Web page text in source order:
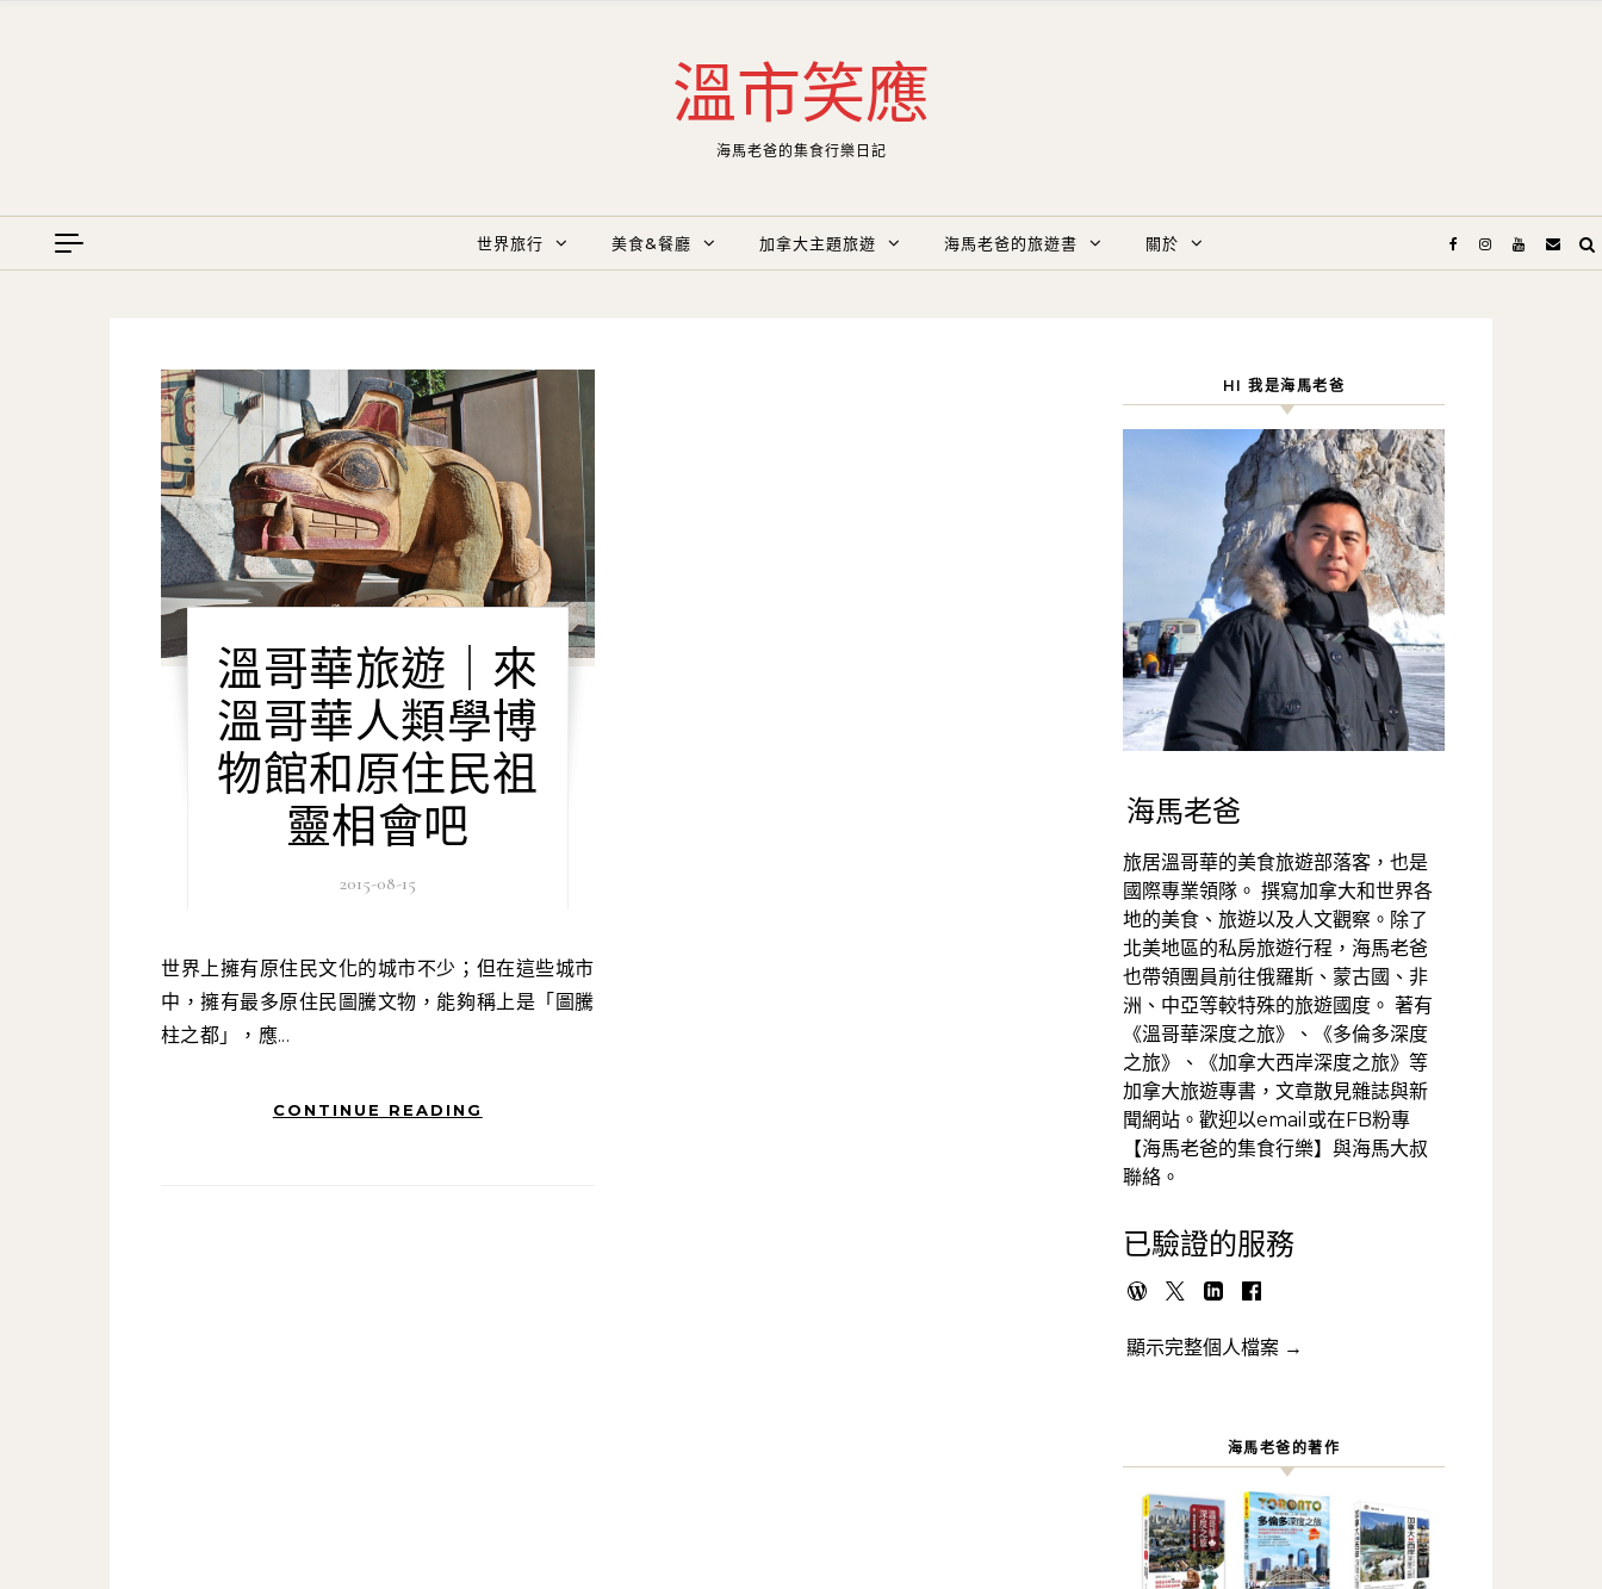
溫市笑應
海馬老爸的集食行樂日記
世界旅行 美食&餐廳 加拿大主題旅遊 海馬老爸的旅遊書 關於
溫哥華旅遊｜來
溫哥華人類學博
物館和原住民祖
靈相會吧
2015-08-15
世界上擁有原住民文化的城市不少；但在這些城市
中，擁有最多原住民圖騰文物，能夠稱上是「圖騰
柱之都」，應...
CONTINUE READING
HI 我是海馬老爸
海馬老爸
旅居溫哥華的美食旅遊部落客，也是
國際專業領隊。 撰寫加拿大和世界各
地的美食、旅遊以及人文觀察。除了
北美地區的私房旅遊行程，海馬老爸
也帶領團員前往俄羅斯、蒙古國、非
洲、中亞等較特殊的旅遊國度。 著有
《溫哥華深度之旅》、《多倫多深度
之旅》、《加拿大西岸深度之旅》等
加拿大旅遊專書，文章散見雜誌與新
聞網站。歡迎以email或在FB粉專
【海馬老爸的集食行樂】與海馬大叔
聯絡。
已驗證的服務
顯示完整個人檔案 →
海馬老爸的著作